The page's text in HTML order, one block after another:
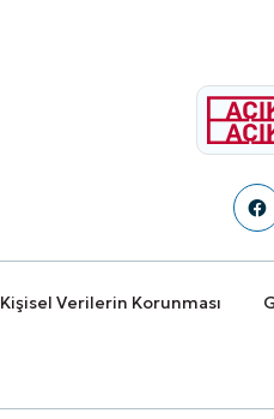
Kişisel Verilerin Korunması